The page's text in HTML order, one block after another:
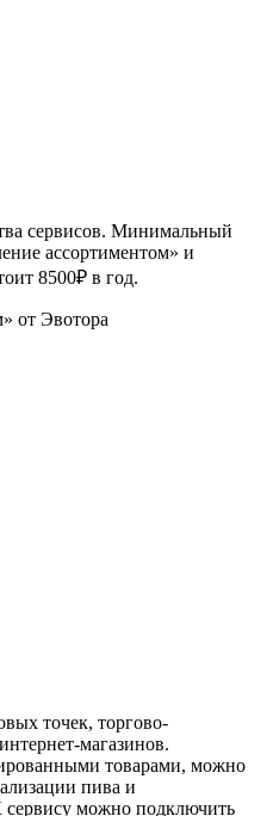
сервисов. Минимальный
ассортиментом» и
8500₽ в год.
точек, торгово-
магазинов.
товарами, можно
пива и
сервису можно подключить